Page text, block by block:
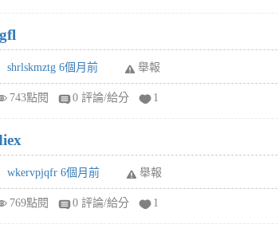
shrlskmztg 6個月前 舉報
743點閱 0 評論/給分 1
wkervpjqfr 6個月前 舉報
769點閱 0 評論/給分 1